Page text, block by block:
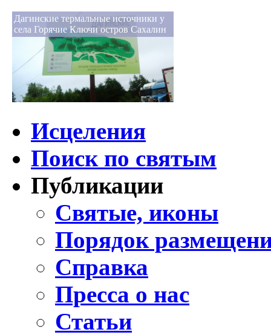
Дагинские термальные источники у
села Горячие Ключи остров Сахалин
Исцеления
Поиск по святым
Публикации
Святые, иконы
Порядок
Справка
Пресса о нас
Статьи